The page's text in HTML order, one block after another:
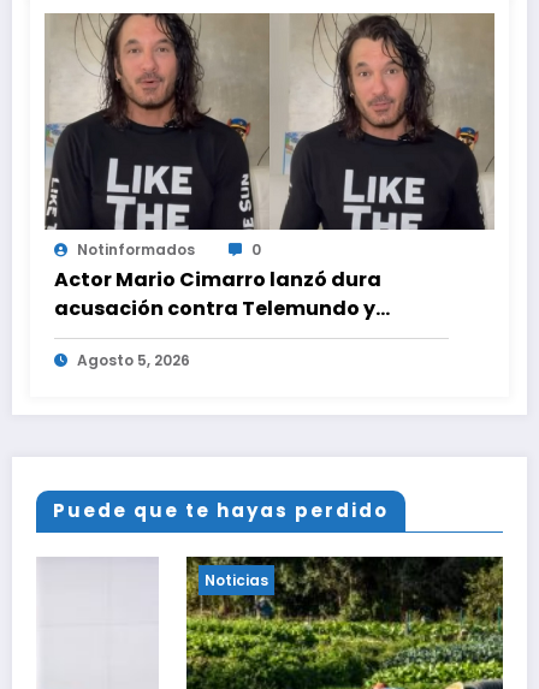
Notinformados 0
Actor Mario Cimarro lanzó dura
acusación contra Telemundo y
advirtió que lo que hacen en su contra
es ilegal en EEUU
Agosto 5, 2026
Puede que te hayas perdido